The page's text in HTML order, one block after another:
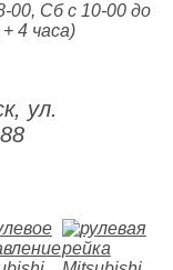
00, Сб с 10-00 до
4 часа)
ул.